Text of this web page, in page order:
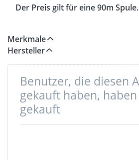
Der Preis gilt für eine 90m Spule.
Merkmale
Hersteller
Benutzer, die diesen
gekauft haben,
gekauft